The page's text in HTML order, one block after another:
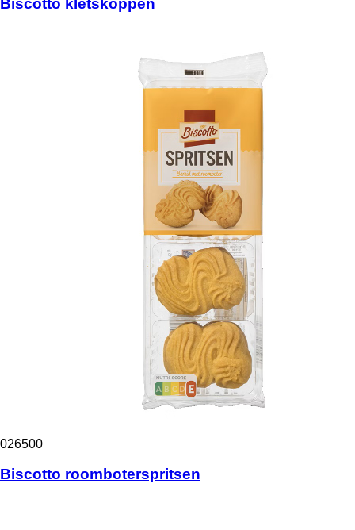
Biscotto kletskoppen
026500
Biscotto roomboterspritsen